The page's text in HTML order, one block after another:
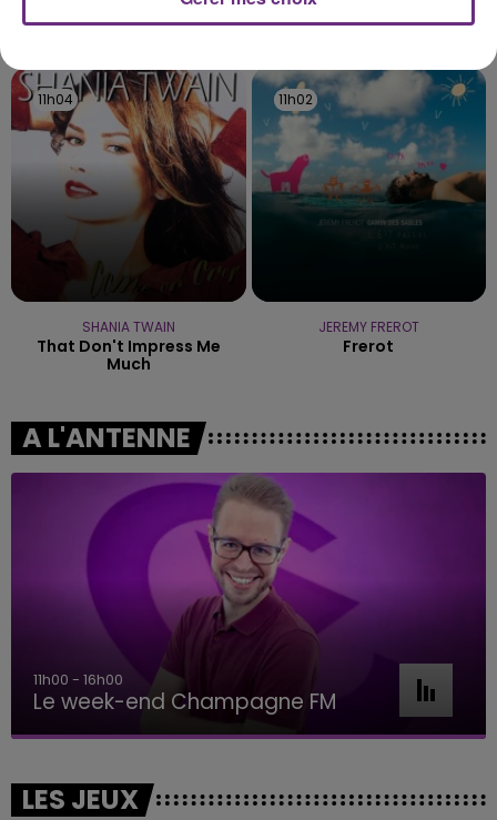
MANON LISA TEMPER CITY
11h04
11h04
SHANIA TWAIN
That Don't Impress Me
Much
11h02
11h02
JEREMY FREROT
Frerot
A L'ANTENNE
11h00 - 16h00
Le week-end Champagne FM
LES JEUX